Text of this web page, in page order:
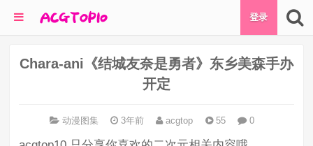
登录
Chara-ani《结城友奈是勇者》东乡美森手办
开定
动漫图集 3年前 acgtop 55 0